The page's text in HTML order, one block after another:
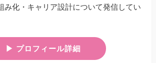
み化・キャリア設計について発信してい
▶︎ プロフィール詳細